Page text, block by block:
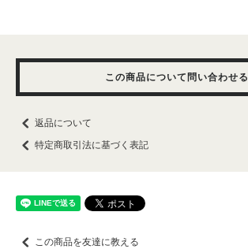
この商品について問い合わせる
返品について
特定商取引法に基づく表記
この商品を友達に教える